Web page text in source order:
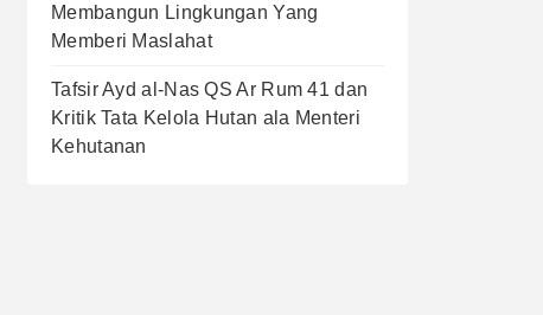
Membangun Lingkungan Yang
Memberi Maslahat
Tafsir Ayd al-Nas QS Ar Rum 41 dan
Kritik Tata Kelola Hutan ala Menteri
Kehutanan